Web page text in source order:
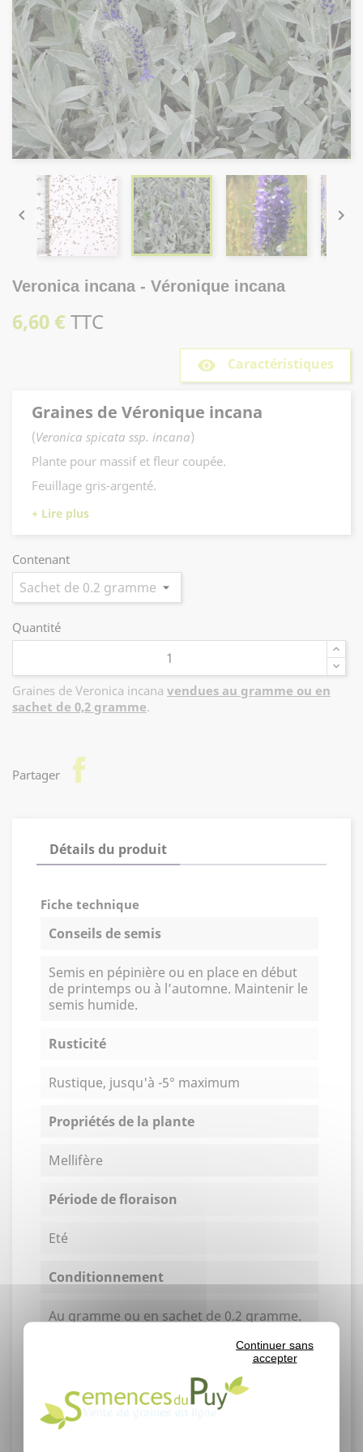
Continuer sans
accepter
 
Veronica incana - Véronique incana
6,60 €TTC
remove_red_eye Caractéristiques
Graines de Véronique incana
(Veronica spicata ssp. incana)
Plante pour massif et fleur coupée.
Feuillage gris-argenté.
Floraison bleue de juin à juillet, très décoratif jusqu'à
Contenant
Quantité
Graines de Veronica incana vendues au gramme ou en
sachet de 0,2 gramme.
Partager facebook
Détails du produit
Fiche technique
Conseils de semis
Semis en pépinière ou en place en début
de printemps ou à l’automne. Maintenir le
semis humide.
Rusticité
Rustique, jusqu'à -5° maximum
Propriétés de la plante
Mellifère
Période de floraison
Eté
Conditionnement
Au gramme ou en sachet de 0.2 gramme.
Germination moyenne : 10-15% en
laboratoire.
Un gramme contient environ 12570